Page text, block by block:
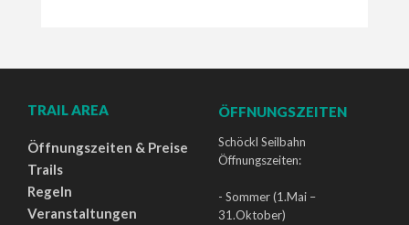
TRAIL AREA
Öffnungszeiten & Preise
Trails
Regeln
Veranstaltungen
ÖFFNUNGSZEITEN
Schöckl Seilbahn
Öffnungszeiten:
- Sommer (1.Mai –
31.Oktober)